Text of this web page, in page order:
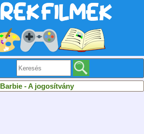
Barbie - A jogosítvány